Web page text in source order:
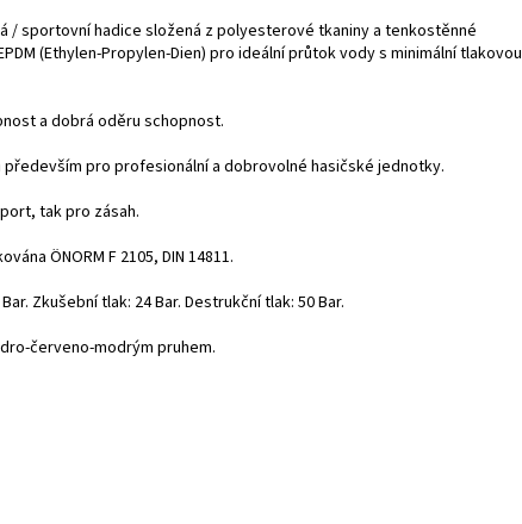
/ sportovní hadice složená z polyesterové tkaniny a tenkostěnné
(Ethylen-Propylen-Dien) pro ideální průtok vody s minimální tlakovou
a dobrá oděru schopnost.
především pro profesionální a dobrovolné hasičské jednotky.
tak pro zásah.
ÖNORM F 2105, DIN 14811.
Zkušební tlak: 24 Bar. Destrukční tlak: 50 Bar.
červeno-modrým pruhem.